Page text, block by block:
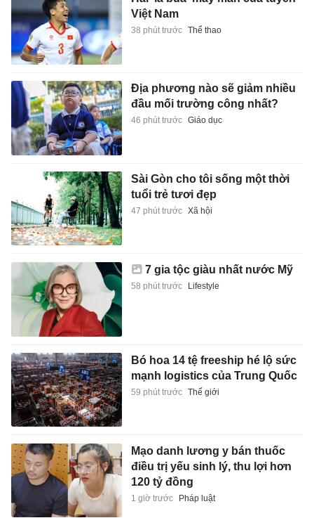
Việt Nam
38 phút trước Thể thao
Địa phương nào sẽ giảm nhiều
đầu mối trường công nhất?
46 phút trước Giáo dục
Sài Gòn cho tôi sống một thời
tuổi trẻ tươi đẹp
47 phút trước Xã hội
7 gia tộc giàu nhất nước Mỹ
58 phút trước Lifestyle
Bó hoa 14 tệ freeship hé lộ sức
mạnh logistics của Trung Quốc
59 phút trước Thế giới
Mạo danh lương y bán thuốc
điều trị yếu sinh lý, thu lợi hơn
120 tỷ đồng
1 giờ trước Pháp luật